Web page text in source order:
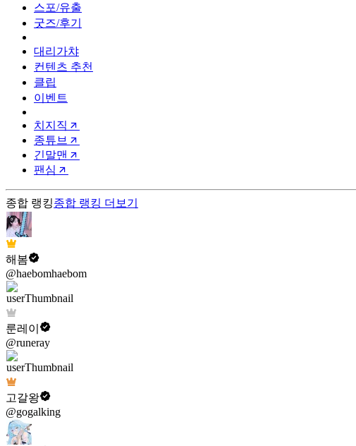
스포/유출
굿즈/후기
대리가챠
컨텐츠 추천
클립
이벤트
치지직
종튜브
긴말맨
팬심
종합 랭킹종합 랭킹 더보기
해봄
@haebomhaebom
룬레이
@runeray
고갈왕
@gogalking